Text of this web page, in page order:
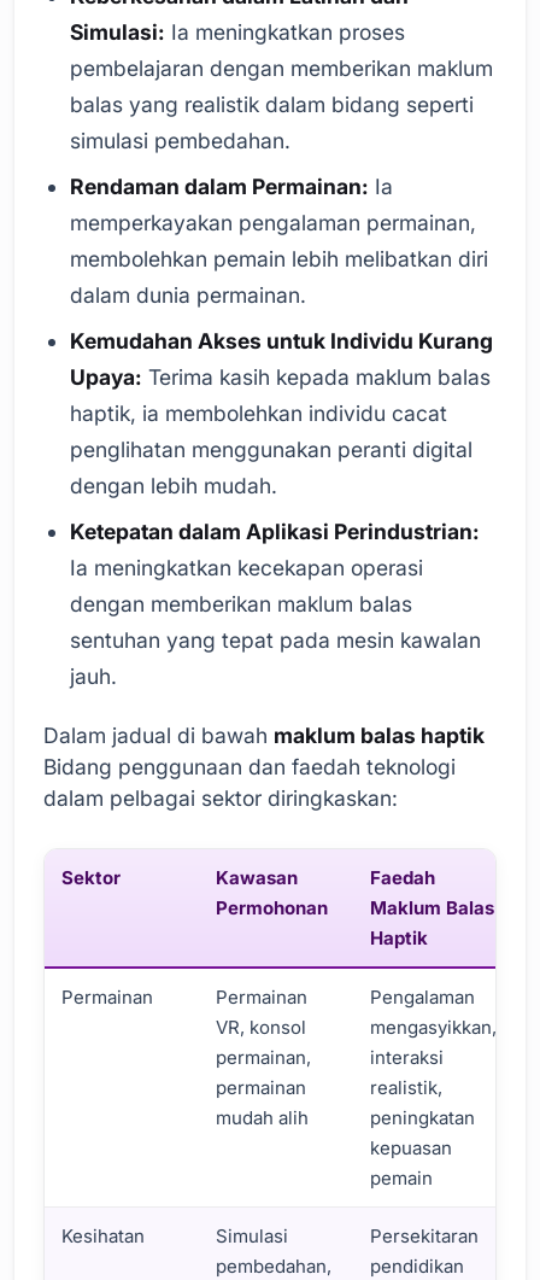
Simulasi: Ia meningkatkan proses
pembelajaran dengan memberikan maklum
balas yang realistik dalam bidang seperti
simulasi pembedahan.
Rendaman dalam Permainan: Ia
memperkayakan pengalaman permainan,
membolehkan pemain lebih melibatkan diri
dalam dunia permainan.
Kemudahan Akses untuk Individu Kurang
Upaya: Terima kasih kepada maklum balas
haptik, ia membolehkan individu cacat
penglihatan menggunakan peranti digital
dengan lebih mudah.
Ketepatan dalam Aplikasi Perindustrian:
Ia meningkatkan kecekapan operasi
dengan memberikan maklum balas
sentuhan yang tepat pada mesin kawalan
jauh.
Dalam jadual di bawah maklum balas haptik
Bidang penggunaan dan faedah teknologi
dalam pelbagai sektor diringkaskan:
Sektor
Kawasan
Permohonan
Faedah
Maklum Balas
Haptik
Permainan
Permainan
VR, konsol
permainan,
permainan
mudah alih
Pengalaman
mengasyikkan,
interaksi
realistik,
peningkatan
kepuasan
pemain
Kesihatan
Simulasi
pembedahan,
Persekitaran
pendidikan